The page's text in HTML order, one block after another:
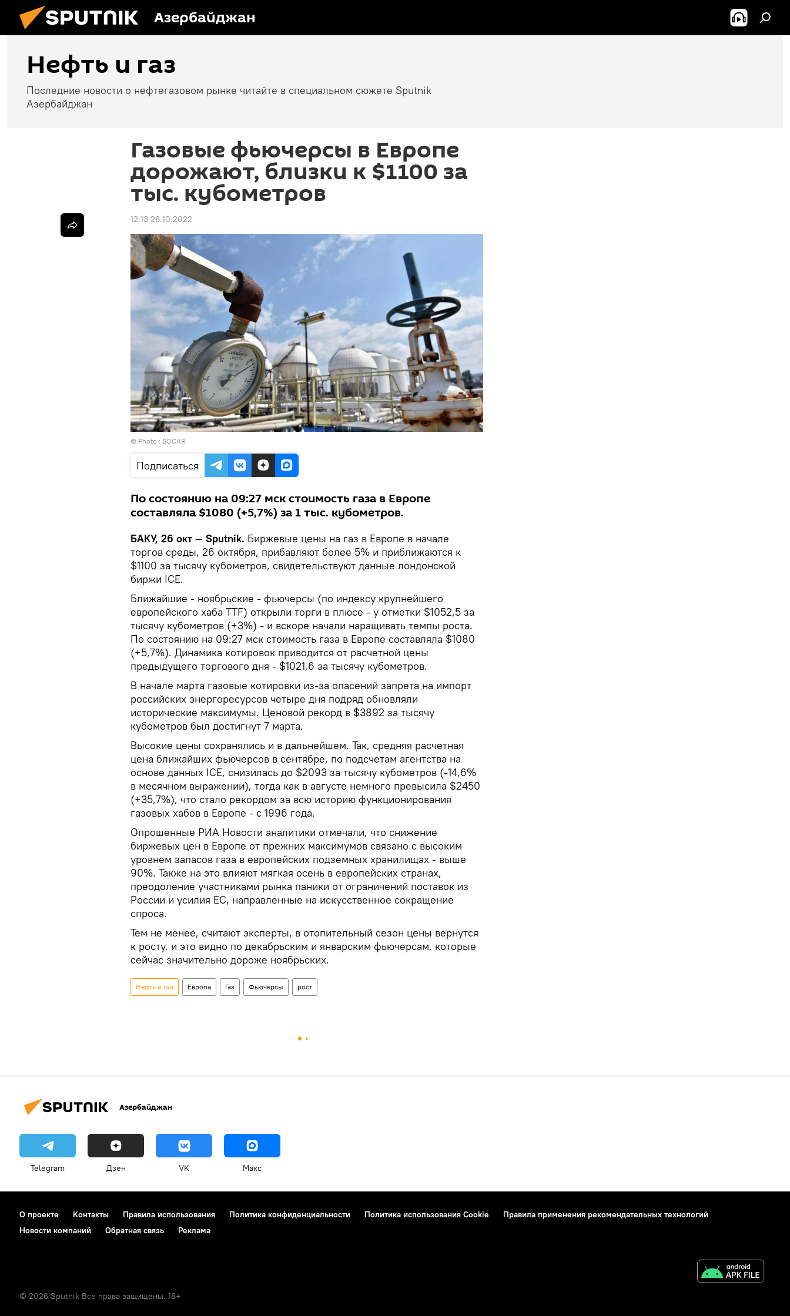
Азербайджан
Нефть и газ
Последние новости о нефтегазовом рынке читайте в специальном сюжете Sputnik
Азербайджан
Газовые фьючерсы в Европе
дорожают, близки к $1100 за
тыс. кубометров
12:13 26.10.2022
© Photo : SOCAR
Подписаться
По состоянию на 09:27 мск стоимость газа в Европе
составляла $1080 (+5,7%) за 1 тыс. кубометров.
БАКУ, 26 окт — Sputnik. Биржевые цены на газ в Европе в начале
торгов среды, 26 октября, прибавляют более 5% и приближаются к
$1100 за тысячу кубометров, свидетельствуют данные лондонской
биржи ICE.
Ближайшие - ноябрьские - фьючерсы (по индексу крупнейшего
европейского хаба TTF) открыли торги в плюсе - у отметки $1052,5 за
тысячу кубометров (+3%) - и вскоре начали наращивать темпы роста.
По состоянию на 09:27 мск стоимость газа в Европе составляла $1080
(+5,7%). Динамика котировок приводится от расчетной цены
предыдущего торгового дня - $1021,6 за тысячу кубометров.
В начале марта газовые котировки из-за опасений запрета на импорт
российских энергоресурсов четыре дня подряд обновляли
исторические максимумы. Ценовой рекорд в $3892 за тысячу
кубометров был достигнут 7 марта.
Высокие цены сохранялись и в дальнейшем. Так, средняя расчетная
цена ближайших фьючерсов в сентябре, по подсчетам агентства на
основе данных ICE, снизилась до $2093 за тысячу кубометров (-14,6%
в месячном выражении), тогда как в августе немного превысила $2450
(+35,7%), что стало рекордом за всю историю функционирования
газовых хабов в Европе - с 1996 года.
Опрошенные РИА Новости аналитики отмечали, что снижение
биржевых цен в Европе от прежних максимумов связано с высоким
уровнем запасов газа в европейских подземных хранилищах - выше
90%. Также на это влияют мягкая осень в европейских странах,
преодоление участниками рынка паники от ограничений поставок из
России и усилия ЕС, направленные на искусственное сокращение
спроса.
Тем не менее, считают эксперты, в отопительный сезон цены вернутся
к росту, и это видно по декабрьским и январским фьючерсам, которые
сейчас значительно дороже ноябрьских.
Нефть и газ Европа Газ Фьючерсы рост
Азербайджан
Telegram Дзен VK Макс
О проекте Контакты Правила использования Политика конфиденциальности Политика использования Cookie
Правила применения рекомендательных технологий
Новости компаний
Обратная связь Реклама
© 2026 Sputnik Все права защищены. 18+